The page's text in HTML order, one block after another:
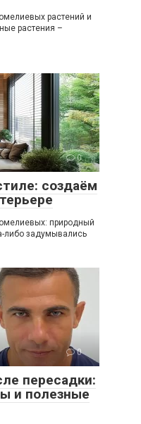
растений и
растения –
0
создаём
природный
либо задумывались
0
пересадки:
и полезные